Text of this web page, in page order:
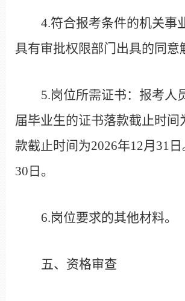
4.符合报考条件的机关事
具有审批权限部门出具的同意
5.岗位所需证书：报考人
届毕业生的证书落款截止时间
款截止时间为2026年12月 31
30 日。
6.岗位要求的其他材料。
五、资格审查